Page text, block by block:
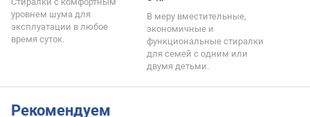
уровнем шума для
эксплуатации в любое
время суток.
В меру вместительные,
экономичные и
функциональные стиралки
для семей с одним или
двумя детьми.
Рекомендуем